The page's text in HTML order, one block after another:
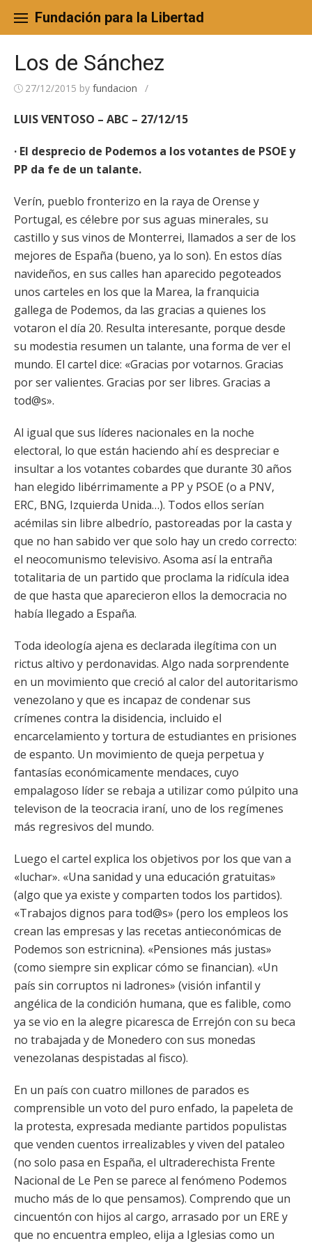
content
Fundación para la Libertad
Los de Sánchez
27/12/2015 by fundacion /
LUIS VENTOSO – ABC – 27/12/15
· El desprecio de Podemos a los votantes de PSOE y
PP da fe de un talante.
Verín, pueblo fronterizo en la raya de Orense y
Portugal, es célebre por sus aguas minerales, su
castillo y sus vinos de Monterrei, llamados a ser de los
mejores de España (bueno, ya lo son). En estos días
navideños, en sus calles han aparecido pegoteados
unos carteles en los que la Marea, la franquicia
gallega de Podemos, da las gracias a quienes los
votaron el día 20. Resulta interesante, porque desde
su modestia resumen un talante, una forma de ver el
mundo. El cartel dice: «Gracias por votarnos. Gracias
por ser valientes. Gracias por ser libres. Gracias a
tod@s».
Al igual que sus líderes nacionales en la noche
electoral, lo que están haciendo ahí es despreciar e
insultar a los votantes cobardes que durante 30 años
han elegido libérrimamente a PP y PSOE (o a PNV,
ERC, BNG, Izquierda Unida…). Todos ellos serían
acémilas sin libre albedrío, pastoreadas por la casta y
que no han sabido ver que solo hay un credo correcto:
el neocomunismo televisivo. Asoma así la entraña
totalitaria de un partido que proclama la ridícula idea
de que hasta que aparecieron ellos la democracia no
había llegado a España.
Toda ideología ajena es declarada ilegítima con un
rictus altivo y perdonavidas. Algo nada sorprendente
en un movimiento que creció al calor del autoritarismo
venezolano y que es incapaz de condenar sus
crímenes contra la disidencia, incluido el
encarcelamiento y tortura de estudiantes en prisiones
de espanto. Un movimiento de queja perpetua y
fantasías económicamente mendaces, cuyo
empalagoso líder se rebaja a utilizar como púlpito una
televison de la teocracia iraní, uno de los regímenes
más regresivos del mundo.
Luego el cartel explica los objetivos por los que van a
«luchar». «Una sanidad y una educación gratuitas»
(algo que ya existe y comparten todos los partidos).
«Trabajos dignos para tod@s» (pero los empleos los
crean las empresas y las recetas antieconómicas de
Podemos son estricnina). «Pensiones más justas»
(como siempre sin explicar cómo se financian). «Un
país sin corruptos ni ladrones» (visión infantil y
angélica de la condición humana, que es falible, como
ya se vio en la alegre picaresca de Errejón con su beca
no trabajada y de Monedero con sus monedas
venezolanas despistadas al fisco).
En un país con cuatro millones de parados es
comprensible un voto del puro enfado, la papeleta de
la protesta, expresada mediante partidos populistas
que venden cuentos irrealizables y viven del pataleo
(no solo pasa en España, el ultraderechista Frente
Nacional de Le Pen se parece al fenómeno Podemos
mucho más de lo que pensamos). Comprendo que un
cincuentón con hijos al cargo, arrasado por un ERE y
que no encuentra empleo, elija a Iglesias como un